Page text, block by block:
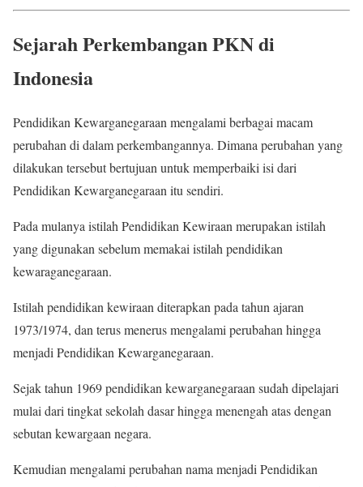
Sejarah Perkembangan PKN di
Indonesia
Pendidikan Kewarganegaraan mengalami berbagai macam
perubahan di dalam perkembangannya. Dimana perubahan yang
dilakukan tersebut bertujuan untuk memperbaiki isi dari
Pendidikan Kewarganegaraan itu sendiri.
Pada mulanya istilah Pendidikan Kewiraan merupakan istilah
yang digunakan sebelum memakai istilah pendidikan
kewaraganegaraan.
Istilah pendidikan kewiraan diterapkan pada tahun ajaran
1973/1974, dan terus menerus mengalami perubahan hingga
menjadi Pendidikan Kewarganegaraan.
Sejak tahun 1969 pendidikan kewarganegaraan sudah dipelajari
mulai dari tingkat sekolah dasar hingga menengah atas dengan
sebutan kewargaan negara.
Kemudian mengalami perubahan nama menjadi Pendidikan